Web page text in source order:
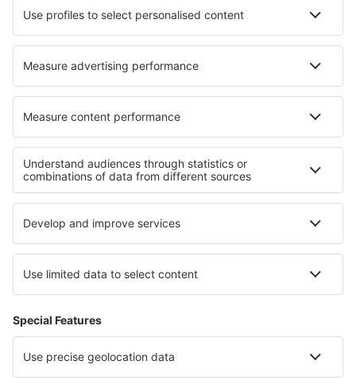
Ubytování in Orrius Ubytování in Helguera
Ubytování in Brovst Ubytování in Struckum
Nejlepší ubytování - regiony
Ubytování v Les Deux Alpes Ubytování na Azurovém pobřeží
Ubytování v Burgundsku Ubytování v oblasti Mont Blanc
Ubytování na Francouzské Riviéře Ubytování na Mallorce
Ubytování in Costa del Maresme
Ubytování in Sohag Ubytování v Podunajsko